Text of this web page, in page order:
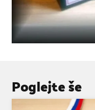
Poglejte še